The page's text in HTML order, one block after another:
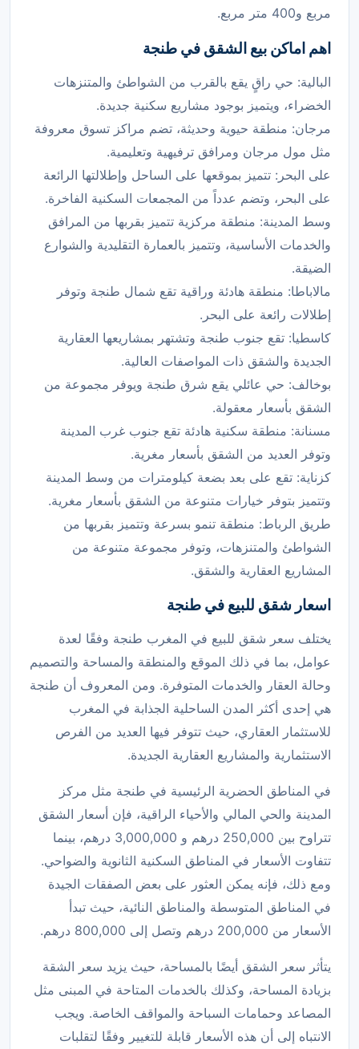
مربع و400 متر مربع.
اهم اماكن بيع الشقق في طنجة
البالية: حي راقٍ يقع بالقرب من الشواطئ والمتنزهات
الخضراء، ويتميز بوجود مشاريع سكنية جديدة.
مرجان: منطقة حيوية وحديثة، تضم مراكز تسوق معروفة
مثل مول مرجان ومرافق ترفيهية وتعليمية.
على البحر: تتميز بموقعها على الساحل وإطلالتها الرائعة
على البحر، وتضم عدداً من المجمعات السكنية الفاخرة.
وسط المدينة: منطقة مركزية تتميز بقربها من المرافق
والخدمات الأساسية، وتتميز بالعمارة التقليدية والشوارع
الضيقة.
مالاباطا: منطقة هادئة وراقية تقع شمال طنجة وتوفر
إطلالات رائعة على البحر.
كاسطيا: تقع جنوب طنجة وتشتهر بمشاريعها العقارية
الجديدة والشقق ذات المواصفات العالية.
بوخالف: حي عائلي يقع شرق طنجة ويوفر مجموعة من
الشقق بأسعار معقولة.
مسنانة: منطقة سكنية هادئة تقع جنوب غرب المدينة
وتوفر العديد من الشقق بأسعار مغرية.
كزناية: تقع على بعد بضعة كيلومترات من وسط المدينة
وتتميز بتوفر خيارات متنوعة من الشقق بأسعار مغرية.
طريق الرباط: منطقة تنمو بسرعة وتتميز بقربها من
الشواطئ والمتنزهات، وتوفر مجموعة متنوعة من
المشاريع العقارية والشقق.
اسعار شقق للبيع في طنجة
يختلف سعر شقق للبيع في المغرب طنجة وفقًا لعدة
عوامل، بما في ذلك الموقع والمنطقة والمساحة والتصميم
وحالة العقار والخدمات المتوفرة. ومن المعروف أن طنجة
هي إحدى أكثر المدن الساحلية الجذابة في المغرب
للاستثمار العقاري، حيث تتوفر فيها العديد من الفرص
الاستثمارية والمشاريع العقارية الجديدة.
في المناطق الحضرية الرئيسية في طنجة مثل مركز
المدينة والحي المالي والأحياء الراقية، فإن أسعار الشقق
تتراوح بين 250,000 درهم و 3,000,000 درهم، بينما
تتفاوت الأسعار في المناطق السكنية الثانوية والضواحي.
ومع ذلك، فإنه يمكن العثور على بعض الصفقات الجيدة
في المناطق المتوسطة والمناطق النائية، حيث تبدأ
الأسعار من 200,000 درهم وتصل إلى 800,000 درهم.
يتأثر سعر الشقق أيضًا بالمساحة، حيث يزيد سعر الشقة
بزيادة المساحة، وكذلك بالخدمات المتاحة في المبنى مثل
المصاعد وحمامات السباحة والمواقف الخاصة. ويجب
الانتباه إلى أن هذه الأسعار قابلة للتغيير وفقًا لتقلبات